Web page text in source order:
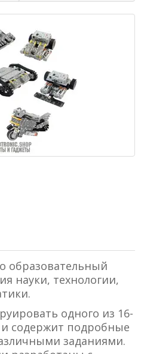
образовательный
науки, технологии,
одного из 16-
содержит подробные
заданиями.